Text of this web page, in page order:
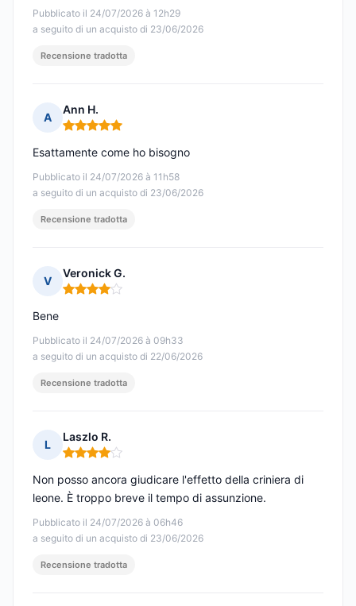
Pubblicato il 24/07/2026 à 12h29
a seguito di un acquisto di 23/06/2026
Recensione tradotta
A
Ann H.
Nota: 5 su 5
Pubblicato il 24/07/2026 à 11h58
a seguito di un acquisto di 23/06/2026
Esattamente come ho bisogno
Recensione tradotta
V
Veronick G.
Nota: 4 su 5
Pubblicato il 24/07/2026 à 09h33
a seguito di un acquisto di 22/06/2026
Bene
Recensione tradotta
L
Laszlo R.
Nota: 4 su 5
Pubblicato il 24/07/2026 à 06h46
a seguito di un acquisto di 23/06/2026
Non posso ancora giudicare l'effetto della criniera di
leone. È troppo breve il tempo di assunzione.
Recensione tradotta